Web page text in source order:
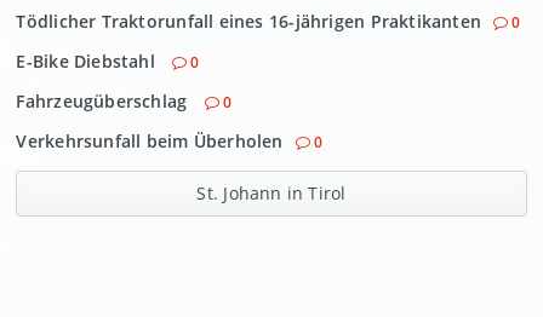
Tödlicher Traktorunfall eines 16-jährigen Praktikanten 0
E-Bike Diebstahl 0
Fahrzeugüberschlag 0
Verkehrsunfall beim Überholen 0
St. Johann in Tirol